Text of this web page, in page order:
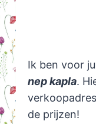
Ik ben voor
nep kapla.
de prijzen!